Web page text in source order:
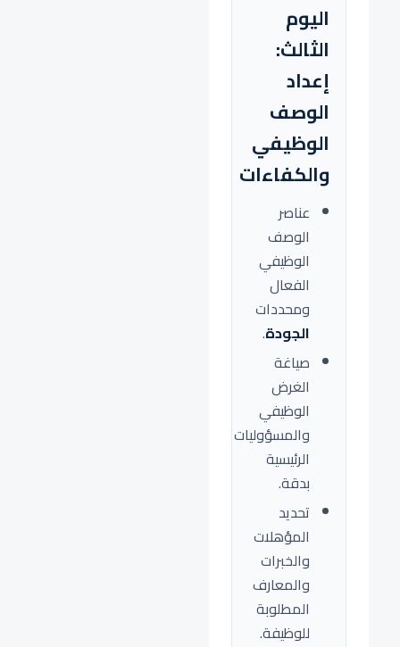
اليوم
الثالث:
إعداد
الوصف
الوظيفي
والكفاءات
عناصر
الوصف
الوظيفي
الفعال
ومحددات
الجودة.
صياغة
الغرض
الوظيفي
والمسؤوليات
الرئيسية
بدقة.
تحديد
المؤهلات
والخبرات
والمعارف
المطلوبة
للوظيفة.